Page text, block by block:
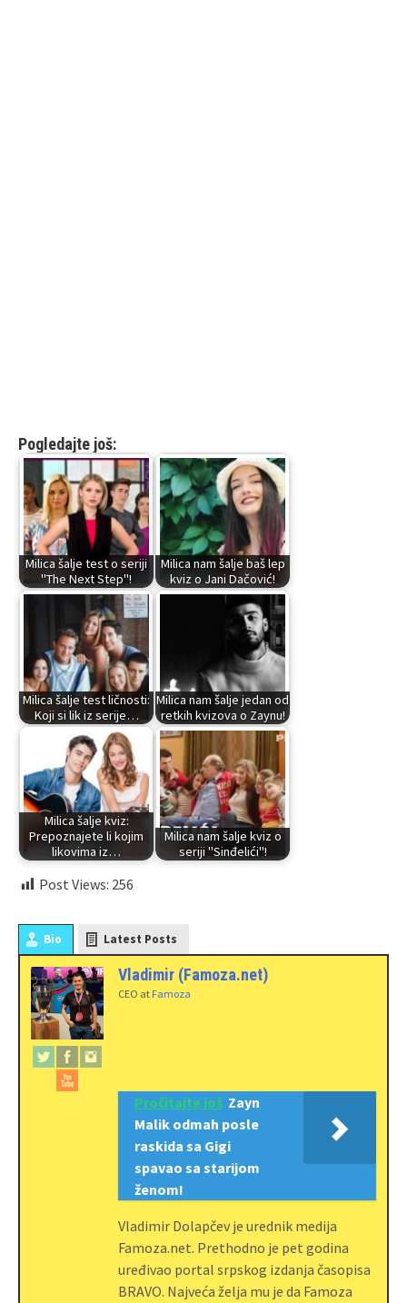
Pogledajte još:
Milica šalje test o seriji
"The Next Step"!
Milica nam šalje baš lep
kviz o Jani Dačović!
Milica šalje test ličnosti:
Koji si lik iz serije…
Milica nam šalje jedan od
retkih kvizova o Zaynu!
Milica šalje kviz:
Prepoznajete li kojim
likovima iz…
Milica nam šalje kviz o
seriji "Sinđelići"!
Post Views: 256
Bio Latest Posts
Vladimir (Famoza.net)
CEO at Famoza
Pročitajte još Zayn
Malik odmah posle
raskida sa Gigi
spavao sa starijom
ženom!
Vladimir Dolapčev je urednik medija
Famoza.net. Prethodno je pet godina
uređivao portal srpskog izdanja časopisa
BRAVO. Najveća želja mu je da Famoza